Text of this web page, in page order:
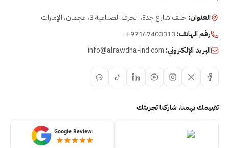
العنوان:خلف شارع جدة، الجرف الصناعية 3، عجمان، الإمارات
رقم الهاتف: +97167403313
البريد الإلكتروني: info@alrawdha-ind.com
تقييمك يهمنا، شاركنا تجربتك